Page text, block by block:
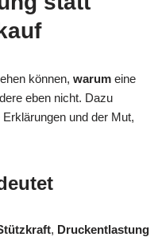
können, warum eine
eben nicht. Dazu
und der Mut,
, Druckentlastung